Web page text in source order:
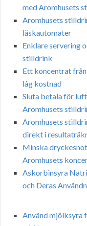
med Aromhusets
Aromhusets
läskautomater
Enklare servering
stilldrink
Ett koncentrat från
låg kostnad
Sluta betala för
Aromhusets
Aromhusets
direkt i
Minska
Aromhusets
Askorbinsyra
och Deras
Använd mjölksyra